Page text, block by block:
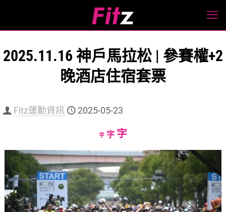
2025.11.16 神戶馬拉松 | 參賽權+2
晚酒店住宿套票
Fitz運動資訊 2025-05-23
字Decrease
size.
字Reset
size.
字Increase
size.